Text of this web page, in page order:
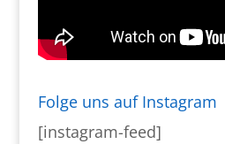
Folge uns auf Instagram
[instagram-feed]